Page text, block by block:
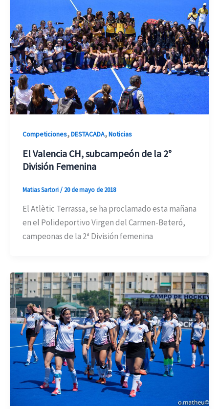
Competiciones,DESTACADA,Noticias
El Valencia CH, subcampeón de la 2°
División Femenina
Matias Sartori/ 20 de mayo de 2018
El Atlètic Terrassa, se ha proclamado esta mañana
en el Polideportivo Virgen del Carmen-Beteró,
campeonas de la 2ª División femenina